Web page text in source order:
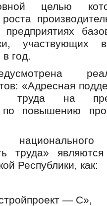
целью
участвующих
год.
«Адресная
труда на
повышению
труда»
Республики, как:
— С»,